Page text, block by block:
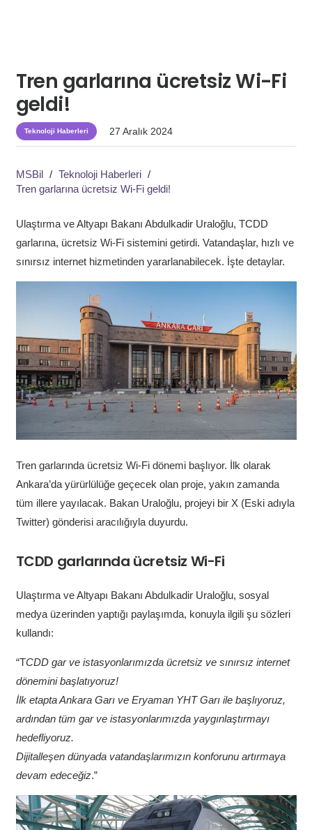
Tren garlarına ücretsiz Wi-Fi
geldi!
Teknoloji Haberleri 27 Aralık 2024
MSBil / Teknoloji Haberleri /
Tren garlarına ücretsiz Wi-Fi geldi!
Ulaştırma ve Altyapı Bakanı Abdulkadir Uraloğlu, TCDD
garlarına, ücretsiz Wi-Fi sistemini getirdi. Vatandaşlar, hızlı ve
sınırsız internet hizmetinden yararlanabilecek. İşte detaylar.
Tren garlarında ücretsiz Wi-Fi dönemi başlıyor. İlk olarak
Ankara’da yürürlülüğe geçecek olan proje, yakın zamanda
tüm illere yayılacak. Bakan Uraloğlu, projeyi bir X (Eski adıyla
Twitter) gönderisi aracılığıyla duyurdu.
TCDD garlarında ücretsiz Wi-Fi
Ulaştırma ve Altyapı Bakanı Abdulkadir Uraloğlu, sosyal
medya üzerinden yaptığı paylaşımda, konuyla ilgili şu sözleri
kullandı:
“TCDD gar ve istasyonlarımızda ücretsiz ve sınırsız internet
dönemini başlatıyoruz!
İlk etapta Ankara Garı ve Eryaman YHT Garı ile başlıyoruz,
ardından tüm gar ve istasyonlarımızda yaygınlaştırmayı
hedefliyoruz.
Dijitalleşen dünyada vatandaşlarımızın konforunu artırmaya
devam edeceğiz.”